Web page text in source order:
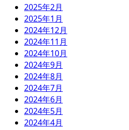
2025年2月
2025年1月
2024年12月
2024年11月
2024年10月
2024年9月
2024年8月
2024年7月
2024年6月
2024年5月
2024年4月